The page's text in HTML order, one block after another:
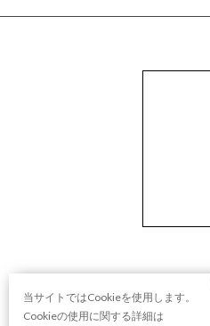
当サイトではCookieを使用します。
Cookieの使用に関する詳細は